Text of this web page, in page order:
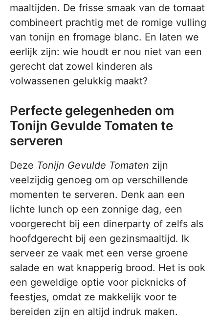
maaltijden. De frisse smaak van de tomaat
combineert prachtig met de romige vulling
van tonijn en fromage blanc. En laten we
eerlijk zijn: wie houdt er nou niet van een
gerecht dat zowel kinderen als
volwassenen gelukkig maakt?
Perfecte gelegenheden om
Tonijn Gevulde Tomaten te
serveren
Deze Tonijn Gevulde Tomaten zijn
veelzijdig genoeg om op verschillende
momenten te serveren. Denk aan een
lichte lunch op een zonnige dag, een
voorgerecht bij een dinerparty of zelfs als
hoofdgerecht bij een gezinsmaaltijd. Ik
serveer ze vaak met een verse groene
salade en wat knapperig brood. Het is ook
een geweldige optie voor picknicks of
feestjes, omdat ze makkelijk voor te
bereiden zijn en altijd indruk maken.